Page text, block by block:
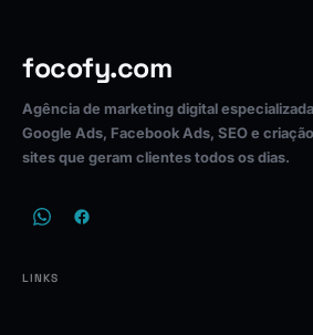
focofy.com
Agência de marketing digital
Google Ads, Facebook Ads, SEO e
sites que geram clientes todos os dias.
LINKS